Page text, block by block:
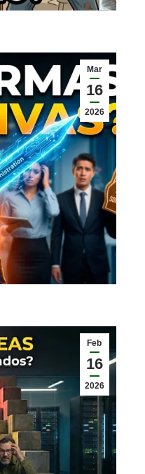
Mar
16
2026
Feb
16
2026